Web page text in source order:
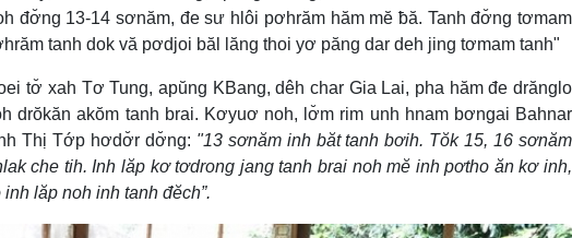
đơ̆ng 13-14 sơnăm, đe sư hlôi pơhrăm hăm mĕ ƀă. Tanh đơ̆ng tơmam
tanh dok vă pơdjoi băl lăng thoi yơ păng dar deh jing tơmam tanh"
tơ̆ xah Tơ Tung, apŭng KBang, dêh char Gia Lai, pha hăm đe drănglo
drŏkăn akŏm tanh brai. Kơyuơ noh, lơ̆m rim unh hnam bơngai Bahnar
Thị Tớp hơdơ̆r dơ̆ng: "13 sơnăm inh băt tanh bơih. Tŏk 15, 16 sơnăm
che tih. Inh lăp kơ tơdrong jang tanh brai noh mĕ inh pơtho ăn kơ inh,
lăp noh inh tanh đĕch”.